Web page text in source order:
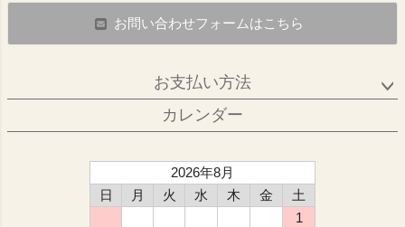
お問い合わせフォームはこちら
お支払い方法
カレンダー
2026年8月
日
月 火 水 木 金
土
1